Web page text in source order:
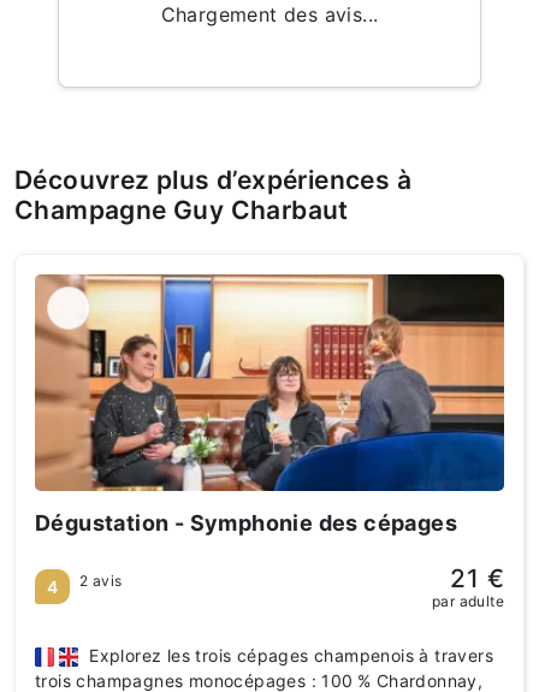
Chargement des avis...
Découvrez plus d’expériences à
Champagne Guy Charbaut
Dégustation - Symphonie des cépages
Explorez les trois cépages champenois à travers
trois champagnes monocépages : 100 % Chardonnay,
4 2 avis 21 €
par adulte